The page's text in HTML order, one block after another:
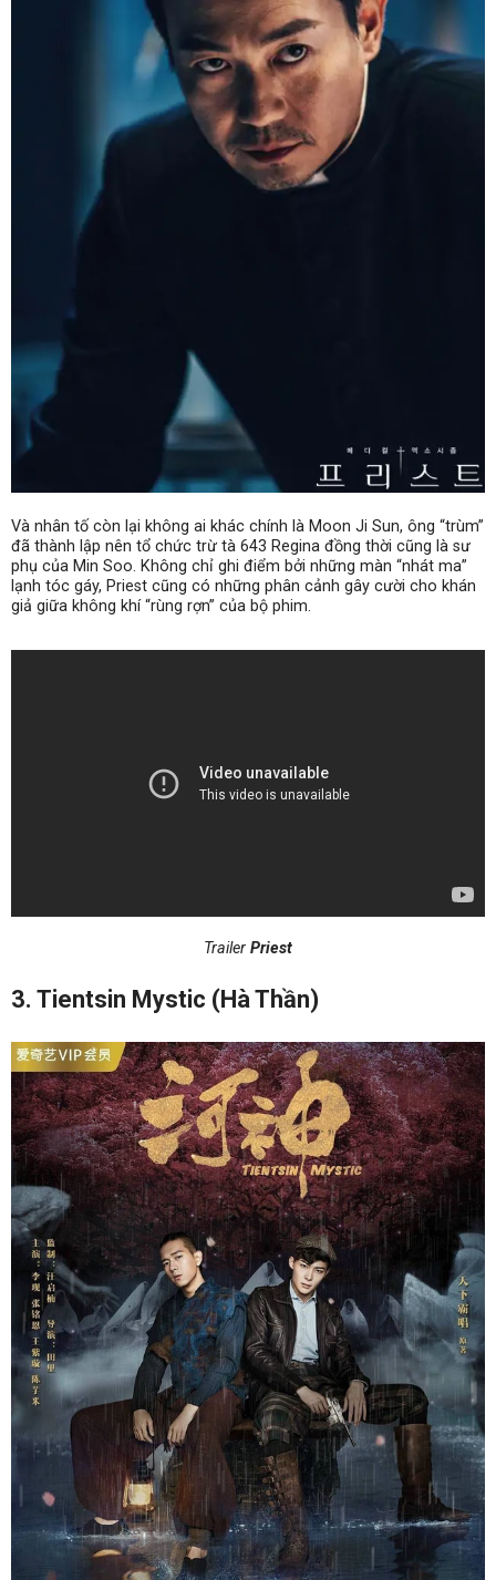
Và nhân tố còn lại không ai khác chính là Moon Ji Sun, ông “trùm”
đã thành lập nên tổ chức trừ tà 643 Regina đồng thời cũng là sư
phụ của Min Soo. Không chỉ ghi điểm bởi những màn “nhát ma”
lạnh tóc gáy, Priest cũng có những phân cảnh gây cười cho khán
giả giữa không khí “rùng rợn” của bộ phim.
Trailer Priest
3. Tientsin Mystic (Hà Thần)